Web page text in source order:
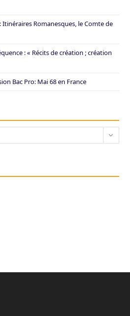
Itinéraires Romanesques, le Comte de
: « Récits de création ; création
Bac Pro: Mai 68 en France